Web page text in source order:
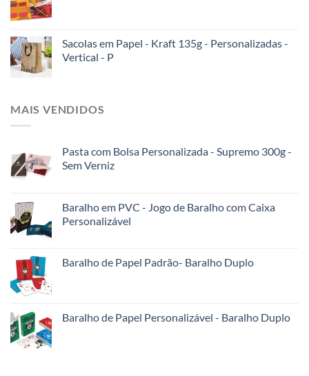
Sacolas em Papel - Kraft 135g - Personalizadas -
Vertical - P
MAIS VENDIDOS
Pasta com Bolsa Personalizada - Supremo 300g -
Sem Verniz
Baralho em PVC - Jogo de Baralho com Caixa
Personalizável
Baralho de Papel Padrão- Baralho Duplo
Baralho de Papel Personalizável - Baralho Duplo